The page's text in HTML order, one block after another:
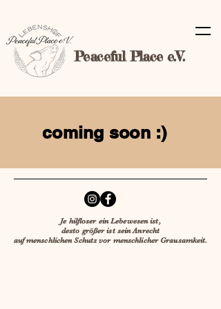
Peaceful Place e.V.
coming soon :)
Je hilfloser ein Lebewesen ist,
desto größer ist sein Anrecht
auf menschlichen Schutz vor menschlicher Grausamkeit.